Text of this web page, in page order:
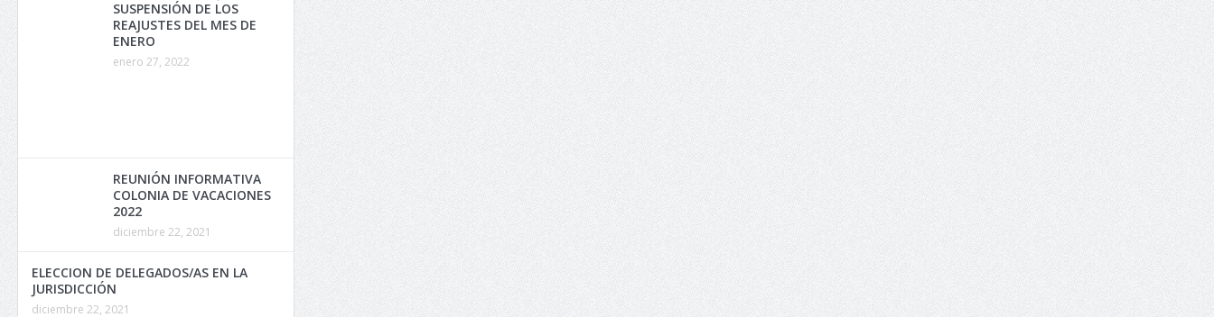
SUSPENSIÓN DE LOS
REAJUSTES DEL MES DE
ENERO
enero 27, 2022
REUNIÓN INFORMATIVA
COLONIA DE VACACIONES
2022
diciembre 22, 2021
ELECCION DE DELEGADOS/AS EN LA
JURISDICCIÓN
diciembre 22, 2021